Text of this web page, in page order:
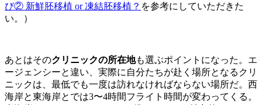
び② 新鮮胚移植 or 凍結胚移植？ を参考にしていただきた
い。）
あとはそのクリニックの所在地も選ぶポイントになった。エ
ージェンシーと違い、実際に自分たちが赴く場所となるクリ
ニックは、最低でも一度は訪れなければならない場所だ。西
海岸と東海岸とでは3〜4時間フライト時間が変わってくる。